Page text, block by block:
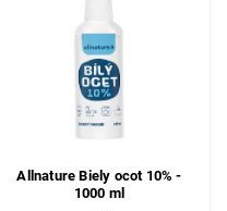
Allnature Biely ocot 10% -
1000 ml